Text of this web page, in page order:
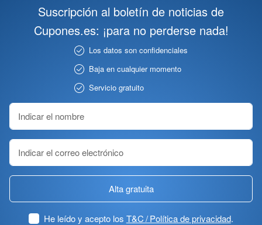
Suscripción al boletín de noticias de
Cupones.es: ¡para no perderse nada!
Los datos son confidenciales
Baja en cualquier momento
Servicio gratuito
Alta gratuita
He leído y acepto los T&C / Política de privacidad.